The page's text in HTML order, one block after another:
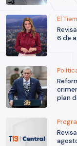
El
6 de
plan